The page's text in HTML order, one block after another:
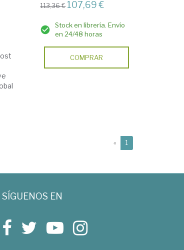
113,36 € 107,69 €
Stock en librería. Envío
en 24/48 horas
COMPRAR
« 1
SÍGUENOS EN